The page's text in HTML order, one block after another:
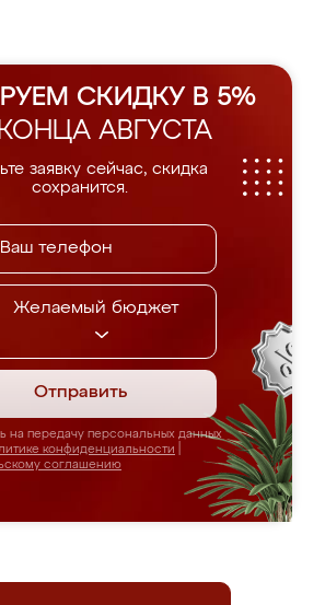
СКИДКУ В 5%
АВГУСТА
заявку сейчас, скидка
сохранится.
Желаемый бюджет
Отправить
на передачу персональных данных
конфиденциальности
соглашению